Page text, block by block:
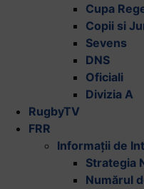
Cupa
Copii si
Sevens
DNS
Oficiali
Divizia A
RugbyTV
FRR
Informații de
Strategia
Numărul